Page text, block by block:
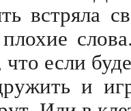
встряла
плохие
что если
и